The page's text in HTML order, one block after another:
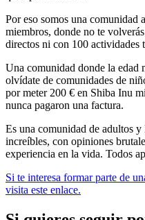
Por eso somos una
miembros, donde no te
directos ni con 100 actividades
Una comunidad donde la edad
olvídate de comunidades de
por meter 200 € en Shiba Inu
nunca pagaron una factura.
Es una comunidad de adultos y
increíbles, con opiniones
experiencia en la vida. Todos
Si te interesa formar parte de
visita este enlace.